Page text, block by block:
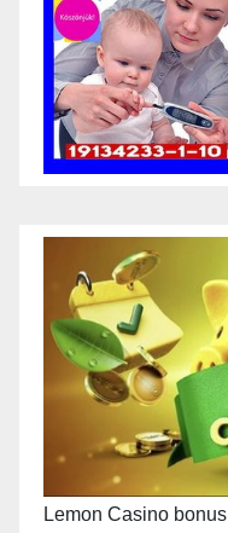
Lemon Casino bonus